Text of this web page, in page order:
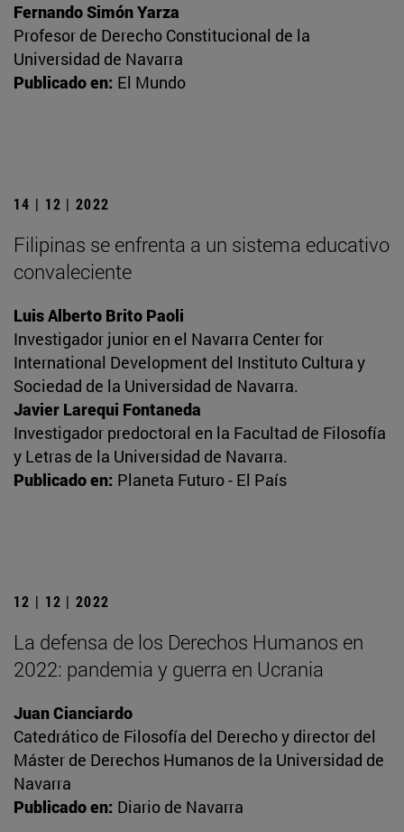
Fernando Simón Yarza
Profesor de Derecho Constitucional de la
Universidad de Navarra
Publicado en: El Mundo
14 | 12 | 2022
Filipinas se enfrenta a un sistema educativo
convaleciente
Luis Alberto Brito Paoli
Investigador junior en el Navarra Center for
International Development del Instituto Cultura y
Sociedad de la Universidad de Navarra.
Javier Larequi Fontaneda
Investigador predoctoral en la Facultad de Filosofía
y Letras de la Universidad de Navarra.
Publicado en: Planeta Futuro - El País
12 | 12 | 2022
La defensa de los Derechos Humanos en
2022: pandemia y guerra en Ucrania
Juan Cianciardo
Catedrático de Filosofía del Derecho y director del
Máster de Derechos Humanos de la Universidad de
Navarra
Publicado en: Diario de Navarra